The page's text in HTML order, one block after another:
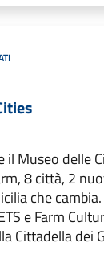
il Museo delle
8 città, 2
che
e Farm
Cittadella dei